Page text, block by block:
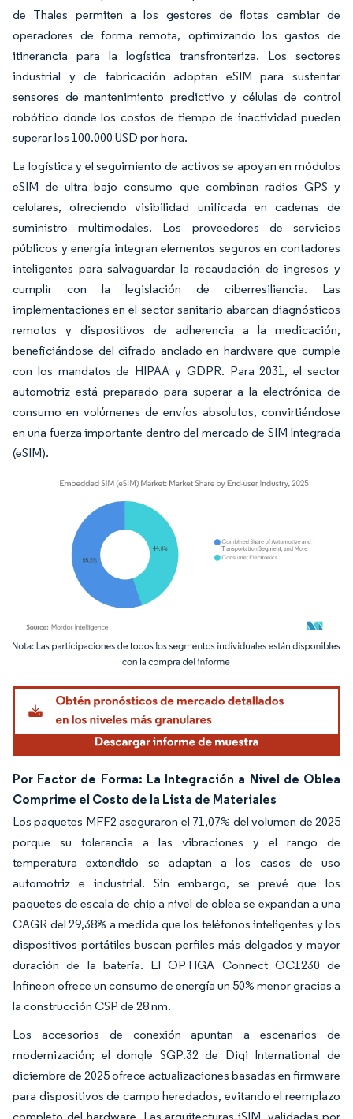
de Thales permiten a los gestores de flotas cambiar de
operadores de forma remota, optimizando los gastos de
itinerancia para la logística transfronteriza. Los sectores
industrial y de fabricación adoptan eSIM para sustentar
sensores de mantenimiento predictivo y células de control
robótico donde los costos de tiempo de inactividad pueden
superar los 100.000 USD por hora.
La logística y el seguimiento de activos se apoyan en módulos
eSIM de ultra bajo consumo que combinan radios GPS y
celulares, ofreciendo visibilidad unificada en cadenas de
suministro multimodales. Los proveedores de servicios
públicos y energía integran elementos seguros en contadores
inteligentes para salvaguardar la recaudación de ingresos y
cumplir con la legislación de ciberresiliencia. Las
implementaciones en el sector sanitario abarcan diagnósticos
remotos y dispositivos de adherencia a la medicación,
beneficiándose del cifrado anclado en hardware que cumple
con los mandatos de HIPAA y GDPR. Para 2031, el sector
automotriz está preparado para superar a la electrónica de
consumo en volúmenes de envíos absolutos, convirtiéndose
en una fuerza importante dentro del mercado de SIM Integrada
(eSIM).
Imagen © Mordor Intelligence. El uso requiere atribución según CC BY 4.0.
Por Factor de Forma: La Integración a Nivel de Oblea
Comprime el Costo de la Lista de Materiales
Los paquetes MFF2 aseguraron el 71,07% del volumen de 2025
porque su tolerancia a las vibraciones y el rango de
temperatura extendido se adaptan a los casos de uso
automotriz e industrial. Sin embargo, se prevé que los
paquetes de escala de chip a nivel de oblea se expandan a una
CAGR del 29,38% a medida que los teléfonos inteligentes y los
dispositivos portátiles buscan perfiles más delgados y mayor
duración de la batería. El OPTIGA Connect OC1230 de
Infineon ofrece un consumo de energía un 50% menor gracias a
la construcción CSP de 28 nm.
Los accesorios de conexión apuntan a escenarios de
modernización; el dongle SGP.32 de Digi International de
diciembre de 2025 ofrece actualizaciones basadas en firmware
para dispositivos de campo heredados, evitando el reemplazo
completo del hardware. Las arquitecturas iSIM, validadas por